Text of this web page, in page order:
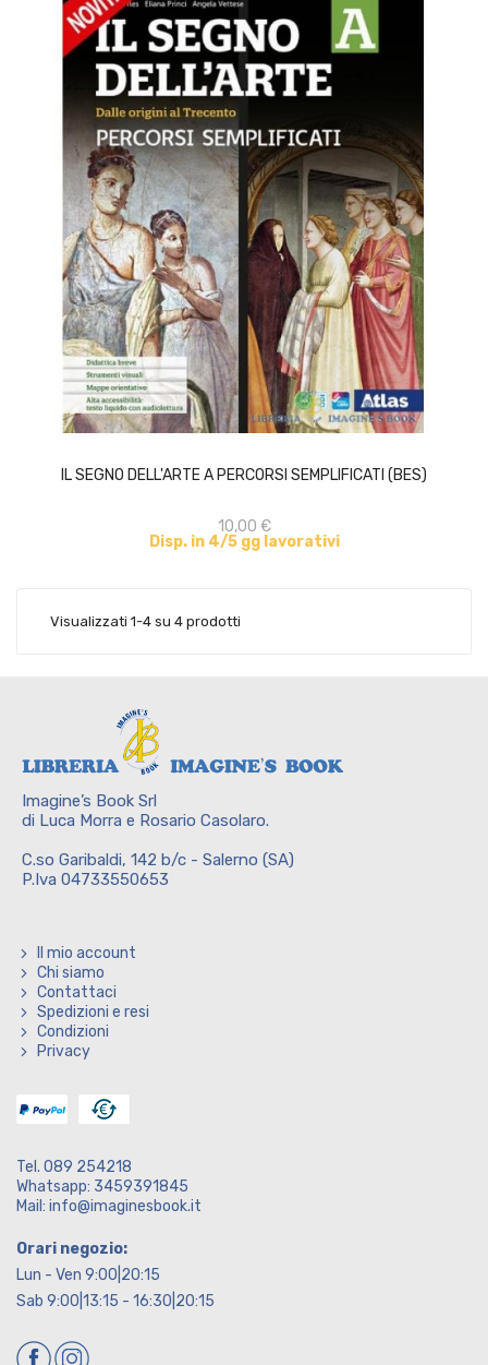
IL SEGNO DELL'ARTE A PERCORSI SEMPLIFICATI (BES)
10,00 €
Disp. in 4/5 gg lavorativi
ACQUISTA
Visualizzati 1-4 su 4 prodotti
Imagine’s Book Srl
di Luca Morra e Rosario Casolaro.
C.so Garibaldi, 142 b/c - Salerno (SA)
P.Iva 04733550653
Il mio account
Chi siamo
Contattaci
Spedizioni e resi
Condizioni
Privacy
Tel. 089 254218
Whatsapp: 3459391845
Mail: info@imaginesbook.it
Orari negozio:
Lun - Ven 9:00|20:15
Sab 9:00|13:15 - 16:30|20:15